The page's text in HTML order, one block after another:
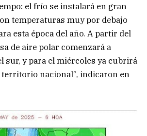
el frío se instalará en gran
temperaturas muy por debajo
esta época del año. A partir del
de aire polar comenzará a
sur, y para el miércoles ya cubrirá
territorio nacional”, indicaron en